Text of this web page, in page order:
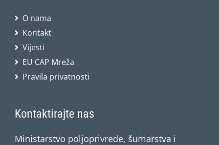
O nama
Kontakt
Vijesti
EU CAP Mreža
Pravila privatnosti
Kontaktirajte nas
Ministarstvo poljoprivrede, šumarstva i